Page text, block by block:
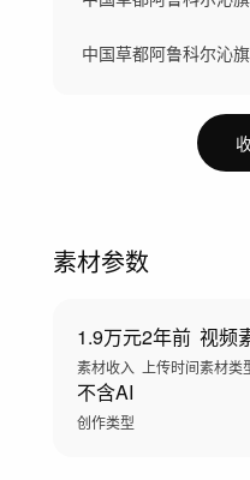
素材参数
1.9万元
素材收入
2年前
上传时间
视频
素材类
不含AI
创作类型